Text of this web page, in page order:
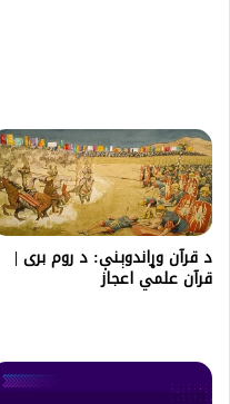
د قرآن وړاندوېنې: د روم بری |
قرآن علمي اعجاز